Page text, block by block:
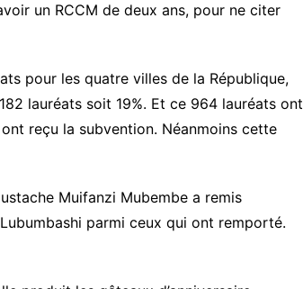
un RCCM de deux ans, pour ne citer
pour les quatre villes de la République,
lauréats soit 19%. Et ce 964 lauréats ont
reçu la subvention. Néanmoins cette
Muifanzi Mubembe a remis
parmi ceux qui ont remporté.